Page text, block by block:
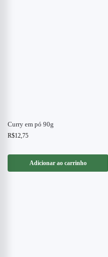
Curry em pó 90g
R$12,75
Adicionar ao carrinho